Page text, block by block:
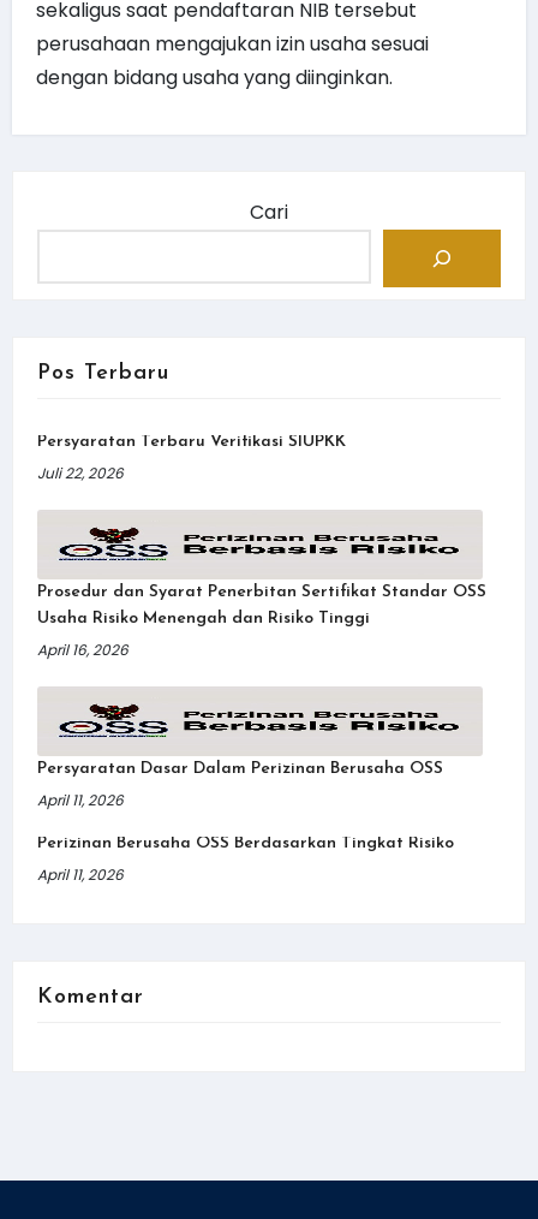
sekaligus saat pendaftaran NIB tersebut
perusahaan mengajukan izin usaha sesuai
dengan bidang usaha yang diinginkan.
Cari
Pos Terbaru
Persyaratan Terbaru Verifikasi SIUPKK
Juli 22, 2026
Prosedur dan Syarat Penerbitan Sertifikat Standar OSS
Usaha Risiko Menengah dan Risiko Tinggi
April 16, 2026
Persyaratan Dasar Dalam Perizinan Berusaha OSS
April 11, 2026
Perizinan Berusaha OSS Berdasarkan Tingkat Risiko
April 11, 2026
Komentar